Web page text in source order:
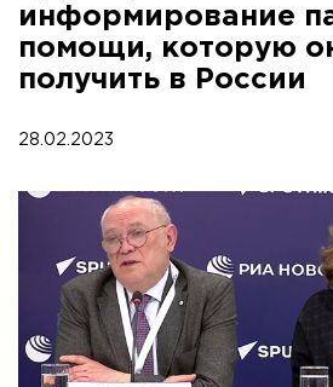
информирование
помощи, которую
получить в России
28.02.2023